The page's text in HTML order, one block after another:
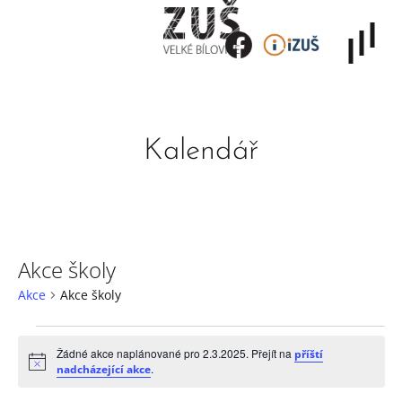
Kalendář
Akce školy
Akce Akce školy
Notice
Žádné akce naplánované pro 2.3.2025. Přejít na příští
nadcházející akce.